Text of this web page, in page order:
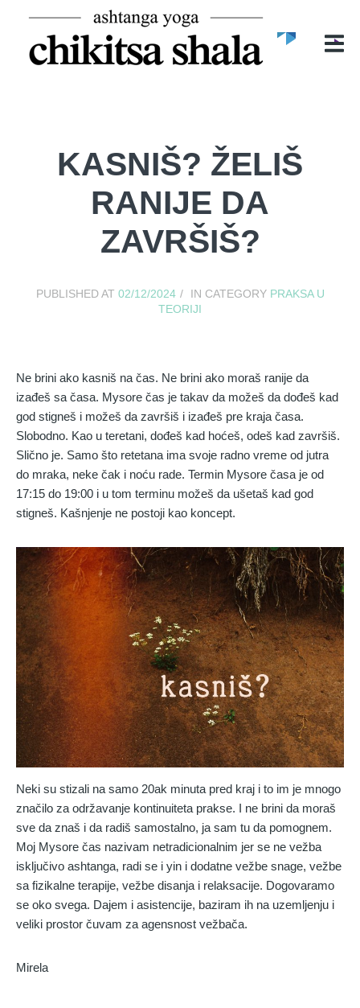
POČETNA
O NAMA
ČASOVIKASNIŠ? ŽELIŠ
RANIJE DA
ZAVRŠIŠ?
PUBLISHED AT 02/12/2024 IN CATEGORY PRAKSA U
TEORIJI
Ne brini ako kasniš na čas. Ne brini ako moraš ranije da
izađeš sa časa. Mysore čas je takav da možeš da dođeš kad
god stigneš i možeš da završiš i izađeš pre kraja časa.
Slobodno. Kao u teretani, dođeš kad hoćeš, odeš kad završiš.
Slično je. Samo što retetana ima svoje radno vreme od jutra
do mraka, neke čak i noću rade. Termin Mysore časa je od
17:15 do 19:00 i u tom terminu možeš da ušetaš kad god
stigneš. Kašnjenje ne postoji kao koncept.
Neki su stizali na samo 20ak minuta pred kraj i to im je mnogo
značilo za održavanje kontinuiteta prakse. I ne brini da moraš
sve da znaš i da radiš samostalno, ja sam tu da pomognem.
Moj Mysore čas nazivam netradicionalnim jer se ne vežba
isključivo ashtanga, radi se i yin i dodatne vežbe snage, vežbe
sa fizikalne terapije, vežbe disanja i relaksacije. Dogovaramo
se oko svega. Dajem i asistencije, baziram ih na uzemljenju i
veliki prostor čuvam za agensnost vežbača.
Mirela